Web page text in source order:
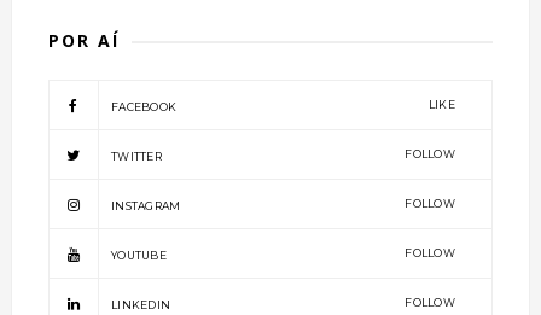
POR AÍ
FACEBOOK LIKE
TWITTER FOLLOW
INSTAGRAM FOLLOW
YOUTUBE FOLLOW
LINKEDIN FOLLOW